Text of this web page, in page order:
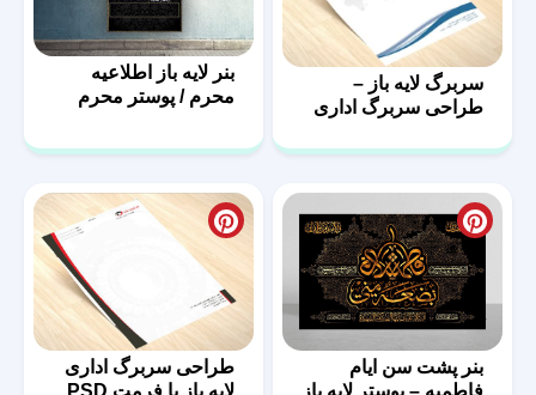
سربرگ لایه باز –
طراحی سربرگ اداری
بنر لایه باز اطلاعیه
محرم / پوستر محرم
بنر پشت سن ایام
فاطمیه – پوستر لایه باز
طراحی سربرگ اداری
لایه باز با فرمت PSD